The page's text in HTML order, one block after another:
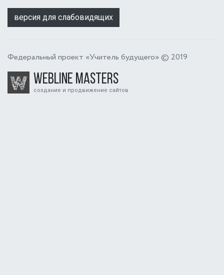
версия для слабовидящих
Федеральный проект «Учитель будущего» © 2019
Webline Masters
создание и продвижение сайтов